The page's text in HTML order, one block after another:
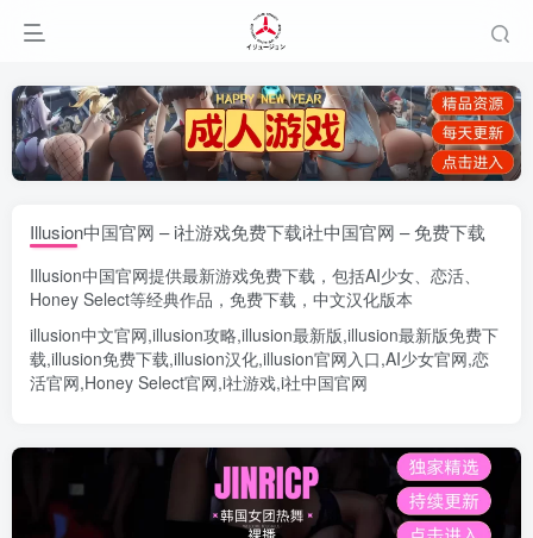
Illusion中国官网 – i社游戏免费下载i社中国官网 – 免费下载
Illusion中国官网提供最新游戏免费下载，包括AI少女、 恋活、
Honey Select等经典作品，免费下载，中文汉化版本
illusion中文官网,illusion攻略,illusion最新版,illusion最新版免费下
载,illusion免费下载,illusion汉化,illusion官网入口,AI少女官网,恋
活官网,Honey Select官网,i社游戏,i社中国官网